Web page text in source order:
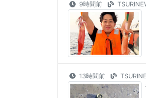
9時間前
13時間前